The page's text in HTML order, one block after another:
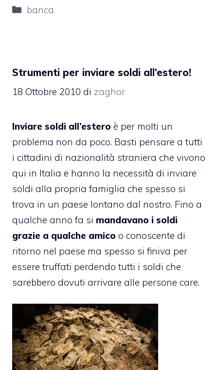
Categorie
banca
Strumenti per inviare soldi all’estero!
18 Ottobre 2010 di zaghor
Inviare soldi all’estero è per molti un
problema non da poco. Basti pensare a tutti
i cittadini di nazionalità straniera che vivono
qui in Italia e hanno la necessità di inviare
soldi alla propria famiglia che spesso si
trova in un paese lontano dal nostro. Fino a
qualche anno fa si mandavano i soldi
grazie a qualche amico o conoscente di
ritorno nel paese ma spesso si finiva per
essere truffati perdendo tutti i soldi che
sarebbero dovuti arrivare alle persone care.